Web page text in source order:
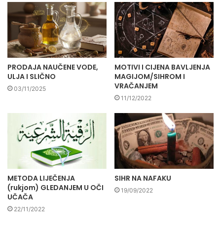
PRODAJA NAUČENE VODE,
ULJA I SLIČNO
03/11/2025
MOTIVI I CIJENA BAVLJENJA
MAGIJOM/SIHROM I
VRAČANJEM
11/12/2022
METODA LIJEČENJA
(rukjom) GLEDANJEM U OČI
UČAČA
22/11/2022
SIHR NA NAFAKU
19/09/2022